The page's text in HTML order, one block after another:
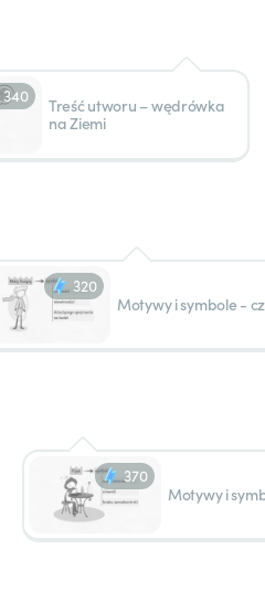
340
Treść utworu – wędrówka
na Ziemi
320
Motywy i symbole -
370
Motywy i